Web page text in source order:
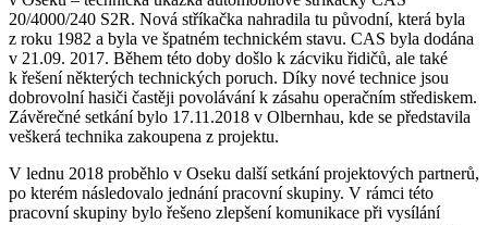
20/4000/240 S2R. Nová stříkačka nahradila tu původní, která byla
z roku 1982 a byla ve špatném technickém stavu. CAS byla dodána
v 21.09. 2017. Během této doby došlo k zácviku řidičů, ale také
k řešení některých technických poruch. Díky nové technice jsou
dobrovolní hasiči častěji povolávání k zásahu operačním střediskem.
Závěrečné setkání bylo 17.11.2018 v Olbernhau, kde se představila
veškerá technika zakoupena z projektu.
V lednu 2018 proběhlo v Oseku další setkání projektových partnerů,
po kterém následovalo jednání pracovní skupiny. V rámci této
pracovní skupiny bylo řešeno zlepšení komunikace při vysílání